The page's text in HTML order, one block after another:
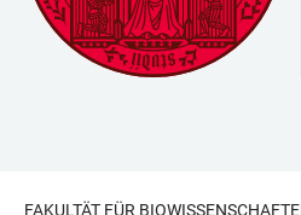
FAKULTÄT FÜR